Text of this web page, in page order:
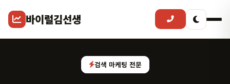
바이럴김선생
검색 마케팅 전문